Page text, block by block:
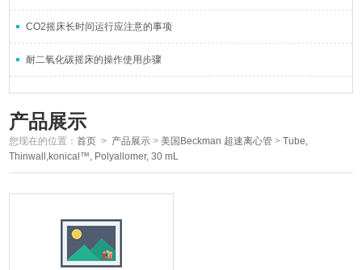
CO2摇床长时间运行应注意的事项
耐二氧化碳摇床的操作使用步骤
产品展示
您现在的位置：首页 > 产品展示 >美国Beckman 超速离心管 >Tube,
Thinwall,konical™, Polyallomer, 30 mL